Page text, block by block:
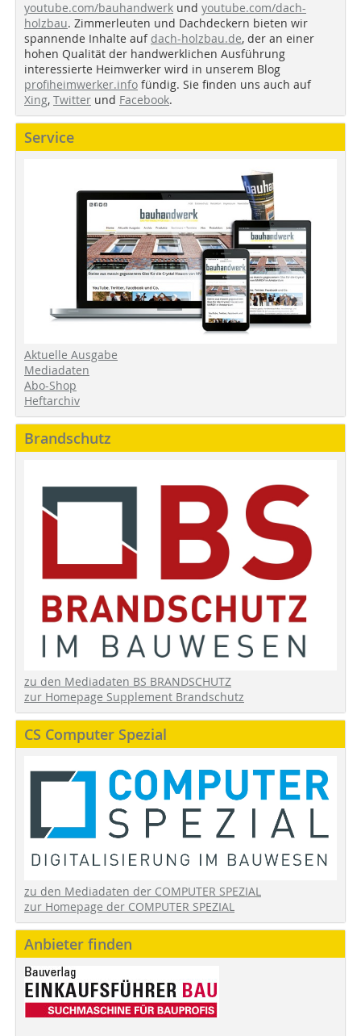
youtube.com/bauhandwerk und youtube.com/dach-
holzbau. Zimmerleuten und Dachdeckern bieten wir
spannende Inhalte auf dach-holzbau.de, der an einer
hohen Qualität der handwerklichen Ausführung
interessierte Heimwerker wird in unserem Blog
profiheimwerker.info fündig. Sie finden uns auch auf
Xing, Twitter und Facebook.
Service
Aktuelle Ausgabe
Mediadaten
Abo-Shop
Heftarchiv
Brandschutz
zu den Mediadaten BS BRANDSCHUTZ
zur Homepage Supplement Brandschutz
CS Computer Spezial
zu den Mediadaten der COMPUTER SPEZIAL
zur Homepage der COMPUTER SPEZIAL
Anbieter finden